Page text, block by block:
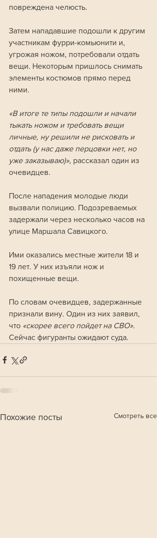
повреждена челюсть.
Затем нападавшие подошли к другим
участникам фурри-комьюнити и,
угрожая ножом, потребовали отдать
вещи. Некоторым пришлось снимать
элементы костюмов прямо перед
ними.
«В итоге те типы подошли и начали
тыкать ножом и требовать вещи
личные, ну решили не рисковать и
отдать (у нас даже перцовки нет, но
уже заказываю)», рассказал один из
очевидцев.
После нападения молодые люди
вызвали полицию. Подозреваемых
задержали через несколько часов на
улице Маршала Савицкого.
Ими оказались местные жители 18 и
19 лет. У них изъяли нож и
похищенные вещи.
По словам очевидцев, задержанные
признали вину. Один из них заявил,
что «скорее всего пойдет на СВО».
Сейчас фигуранты ожидают суда.
Похожие посты Смотреть все